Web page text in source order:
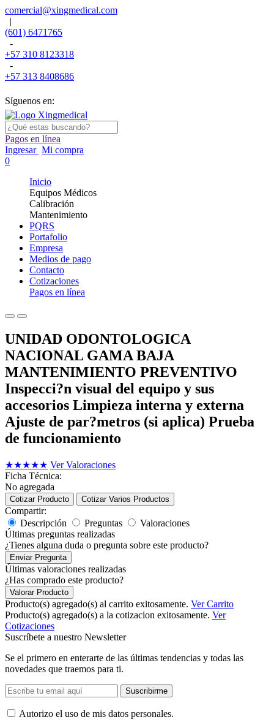
comercial@xingmedical.com
|
(601) 6471765
-
+57 310 8123318
-
+57 313 8408686
Síguenos en:
Pagos en línea
Ingresar Mi compra
0
Inicio
Equipos Médicos
Calibración
Mantenimiento
PQRS
Portafolio
Empresa
Medios de pago
Contacto
Cotizaciones
Pagos en línea
UNIDAD ODONTOLOGICA
NACIONAL GAMA BAJA
MANTENIMIENTO PREVENTIVO
Inspecci?n visual del equipo y sus
accesorios Limpieza interna y externa
Ajuste de par?metros (si aplica) Prueba
de funcionamiento
★★★★★ Ver Valoraciones
Ficha Técnica:
No agregada
Cotizar Producto Cotizar Varios Productos
Compartir:
Descripción
Preguntas
Valoraciones
Últimas preguntas realizadas
¿Tienes alguna duda o pregunta sobre este producto?
Enviar Pregunta
Últimas valoraciones realizadas
¿Has comprado este producto?
Valorar Producto
Producto(s) agregado(s) al carrito exitosamente. Ver Carrito
Producto(s) agregado(s) a la cotizacion exitosamente. Ver
Cotizaciones
Suscríbete a nuestro Newsletter
Se el primero en enterarte de las últimas tendencias y todas las
novedades que traemos para ti.
Suscribirme
Autorizo ​​el uso de mis datos personales.